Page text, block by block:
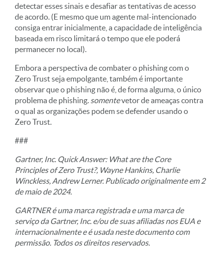
detectar esses sinais e desafiar as tentativas de acesso
de acordo. (E mesmo que um agente mal-intencionado
consiga entrar inicialmente, a capacidade de inteligência
baseada em risco limitará o tempo que ele poderá
permanecer no local).
Embora a perspectiva de combater o phishing com o
Zero Trust seja empolgante, também é importante
observar que o phishing não é, de forma alguma, o único
problema de phishing. somentevetor de ameaças contra
o qual as organizações podem se defender usando o
Zero Trust.
###
Gartner, Inc. Quick Answer: What are the Core
Principles of Zero Trust?, Wayne Hankins, Charlie
Winckless, Andrew Lerner. Publicado originalmente em 2
de maio de 2024.
GARTNER é uma marca registrada e uma marca de
serviço da Gartner, Inc. e/ou de suas afiliadas nos EUA e
internacionalmente e é usada neste documento com
permissão. Todos os direitos reservados.